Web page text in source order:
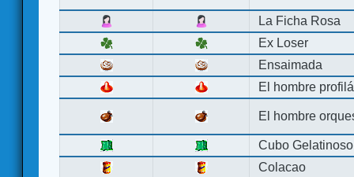
La Ficha Rosa
Ex Loser
Ensaimada
El hombre
El hombre
Cubo Gelatinoso
Colacao